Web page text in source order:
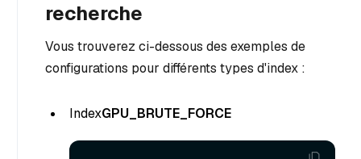
recherche
Vous trouverez ci-dessous des exemples de
configurations pour différents types d'index :
IndexGPU_BRUTE_FORCE